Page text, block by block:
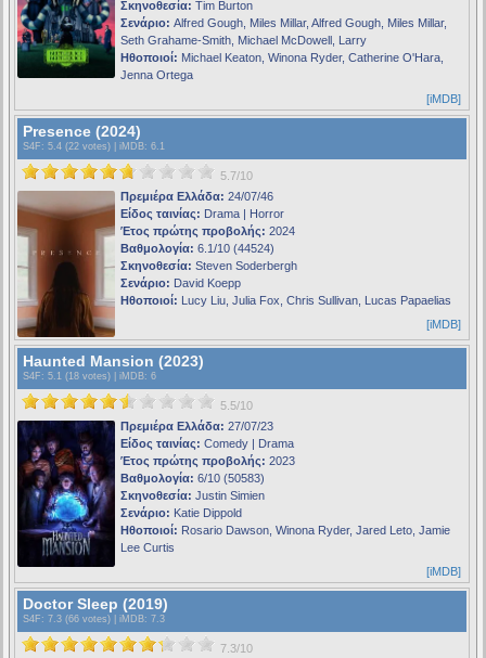
Σκηνοθεσία: Tim Burton
Σενάριο: Alfred Gough, Miles Millar, Alfred Gough, Miles Millar,
Seth Grahame-Smith, Michael McDowell, Larry
Ηθοποιοί: Michael Keaton, Winona Ryder, Catherine O'Hara,
Jenna Ortega
[iMDB]
Presence (2024)
S4F : 5.4 (22 votes) | iMDB: 6.1
5.7/10
Πρεμιέρα Ελλάδα: 24/07/46
Είδος ταινίας: Drama | Horror
Έτος πρώτης προβολής: 2024
Βαθμολογία: 6.1/10 (44524)
Σκηνοθεσία: Steven Soderbergh
Σενάριο: David Koepp
Ηθοποιοί: Lucy Liu, Julia Fox, Chris Sullivan, Lucas Papaelias
[iMDB]
Haunted Mansion (2023)
S4F : 5.1 (18 votes) | iMDB: 6
5.5/10
Πρεμιέρα Ελλάδα: 27/07/23
Είδος ταινίας: Comedy | Drama
Έτος πρώτης προβολής: 2023
Βαθμολογία: 6/10 (50583)
Σκηνοθεσία: Justin Simien
Σενάριο: Katie Dippold
Ηθοποιοί: Rosario Dawson, Winona Ryder, Jared Leto, Jamie
Lee Curtis
[iMDB]
Doctor Sleep (2019)
S4F : 7.3 (66 votes) | iMDB: 7.3
7.3/10